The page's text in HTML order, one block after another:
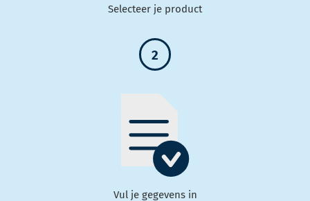
Selecteer je product
2
Vul je gegevens in